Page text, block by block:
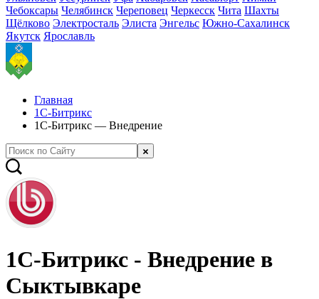
Чебоксары Челябинск Череповец Черкесск Чита Шахты
Щёлково Электросталь Элиста Энгельс Южно-Сахалинск
Якутск Ярославль
Главная
1С-Битрикс
1С-Битрикс — Внедрение
1С-Битрикс - Внедрение в
Сыктывкаре